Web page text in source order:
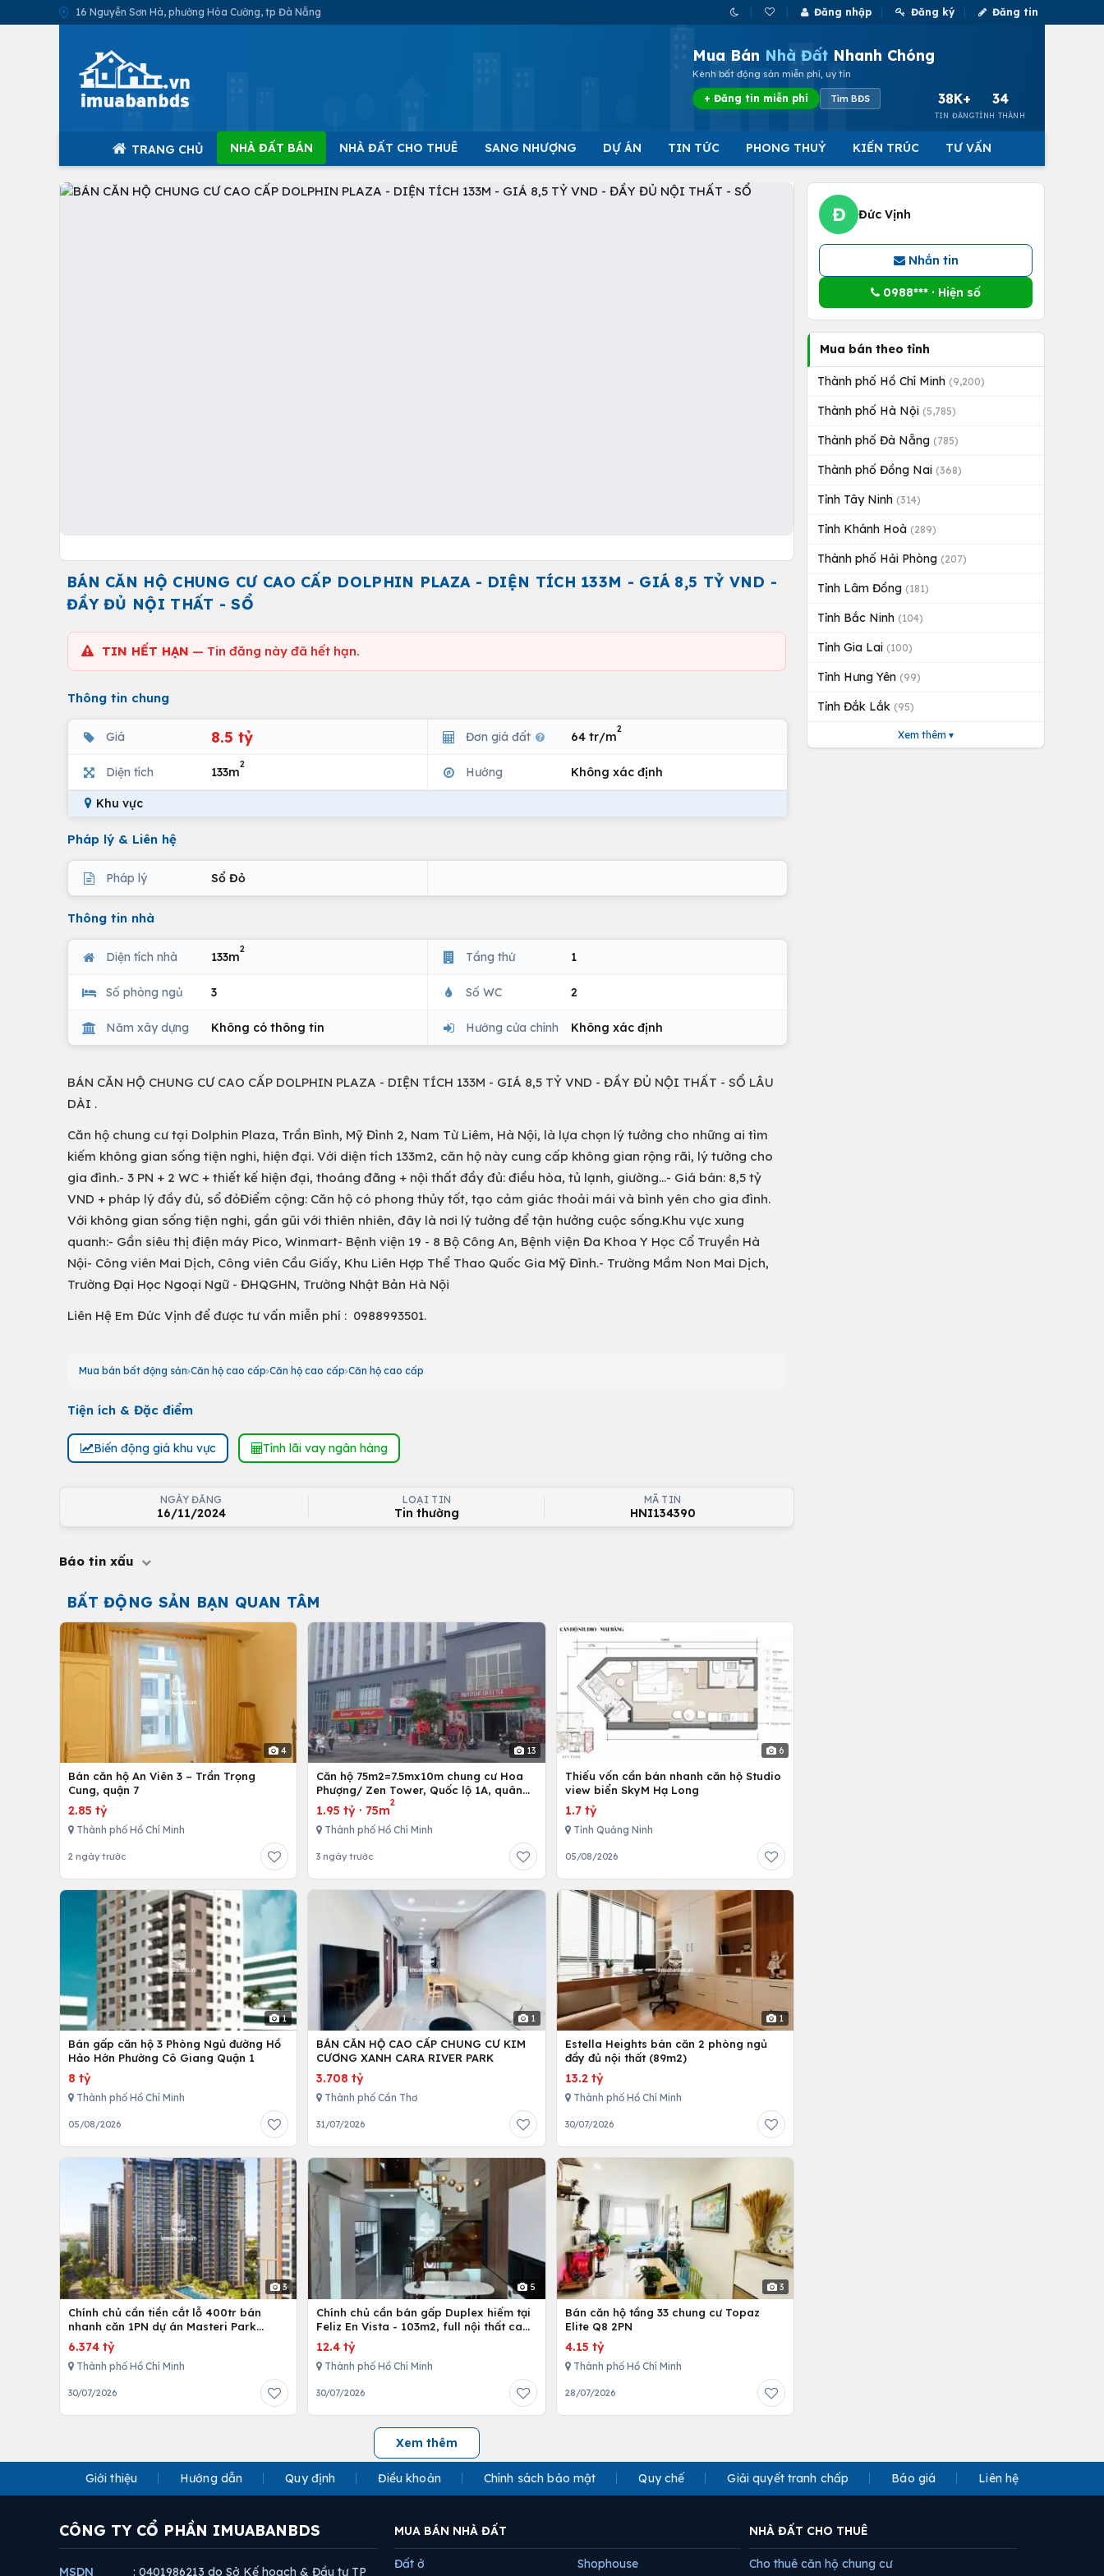
16 Nguyễn Sơn Hà, phường Hòa Cường, tp Đà Nẵng Đăng nhập Đăng ký Đăng tin
Mua Bán Nhà Đất Nhanh Chóng
Kênh bất động sản miễn phí, uy tín
+ Đăng tin miễn phí Tìm BĐS 38K+
TIN ĐĂNG
34
TỈNH THÀNH
TRANG CHỦ NHÀ ĐẤT BÁN NHÀ ĐẤT CHO THUÊ SANG NHƯỢNG DỰ ÁN TIN TỨC PHONG THUỶ KIẾN TRÚC TƯ VẤN
BÁN CĂN HỘ CHUNG CƯ CAO CẤP DOLPHIN PLAZA - DIỆN TÍCH 133M - GIÁ 8,5 TỶ VND -
ĐẦY ĐỦ NỘI THẤT - SỔ
TIN HẾT HẠN — Tin đăng này đã hết hạn.
Thông tin chung
Giá 8.5 tỷ Đơn giá đất 64 tr/m
2
Diện tích 133m
2
Hướng Không xác định
Khu vực
Pháp lý & Liên hệ
Pháp lý Sổ Đỏ
Thông tin nhà
Diện tích nhà 133m
2
Tầng thứ 1
Số phòng ngủ 3 Số WC 2
Năm xây dựng Không có thông tin Hướng cửa chính Không xác định
BÁN CĂN HỘ CHUNG CƯ CAO CẤP DOLPHIN PLAZA - DIỆN TÍCH 133M - GIÁ 8,5 TỶ VND - ĐẦY ĐỦ NỘI THẤT - SỔ LÂU
DÀI .
Căn hộ chung cư tại Dolphin Plaza, Trần Bình, Mỹ Đình 2, Nam Từ Liêm, Hà Nội, là lựa chọn lý tưởng cho những ai tìm
kiếm không gian sống tiện nghi, hiện đại. Với diện tích 133m2, căn hộ này cung cấp không gian rộng rãi, lý tưởng cho
gia đình.- 3 PN + 2 WC + thiết kế hiện đại, thoáng đãng + nội thất đầy đủ: điều hòa, tủ lạnh, giường...- Giá bán: 8,5 tỷ
VND + pháp lý đầy đủ, sổ đỏĐiểm cộng: Căn hộ có phong thủy tốt, tạo cảm giác thoải mái và bình yên cho gia đình.
Với không gian sống tiện nghi, gần gũi với thiên nhiên, đây là nơi lý tưởng để tận hưởng cuộc sống.Khu vực xung
quanh:- Gần siêu thị điện máy Pico, Winmart- Bệnh viện 19 - 8 Bộ Công An, Bệnh viện Đa Khoa Y Học Cổ Truyền Hà
Nội- Công viên Mai Dịch, Công viên Cầu Giấy, Khu Liên Hợp Thể Thao Quốc Gia Mỹ Đình.- Trường Mầm Non Mai Dịch,
Trường Đại Học Ngoại Ngữ - ĐHQGHN, Trường Nhật Bản Hà Nội
Liên Hệ Em Đức Vịnh để được tư vấn miễn phí : 0988993501.
Mua bán bất động sản Căn hộ cao cấp Căn hộ cao cấp Căn hộ cao cấp
Tiện ích & Đặc điểm
Biến động giá khu vực Tính lãi vay ngân hàng
NGÀY ĐĂNG
16/11/2024
LOẠI TIN
Tin thường
MÃ TIN
HNI134390
Báo tin xấu
BẤT ĐỘNG SẢN BẠN QUAN TÂM
4
Bán căn hộ An Viên 3 – Trần Trọng
Cung, quận 7
2.85 tỷ
Thành phố Hồ Chí Minh
2 ngày trước
13
Căn hộ 75m2=7.5mx10m chung cư Hoa
Phượng/ Zen Tower, Quốc lộ 1A, quân
12,Tp. Hồ Chí Minh, Việt Nam
1.95 tỷ · 75m
2
Thành phố Hồ Chí Minh
3 ngày trước
6
Thiếu vốn cần bán nhanh căn hộ Studio
view biển SkyM Hạ Long
1.7 tỷ
Tỉnh Quảng Ninh
05/08/2026
1
Bán gấp căn hộ 3 Phòng Ngủ đường Hồ
Hảo Hớn Phường Cô Giang Quận 1
8 tỷ
Thành phố Hồ Chí Minh
05/08/2026
1
BÁN CĂN HỘ CAO CẤP CHUNG CƯ KIM
CƯƠNG XANH CARA RIVER PARK
3.708 tỷ
Thành phố Cần Thơ
31/07/2026
1
Estella Heights bán căn 2 phòng ngủ
đầy đủ nội thất (89m2)
13.2 tỷ
Thành phố Hồ Chí Minh
30/07/2026
3
Chính chủ cần tiền cắt lỗ 400tr bán
nhanh căn 1PN dự án Masteri Park
Place
6.374 tỷ
Thành phố Hồ Chí Minh
30/07/2026
5
Chính chủ cần bán gấp Duplex hiếm tại
Feliz En Vista - 103m2, full nội thất cao
cấp
12.4 tỷ
Thành phố Hồ Chí Minh
30/07/2026
3
Bán căn hộ tầng 33 chung cư Topaz
Elite Q8 2PN
4.15 tỷ
Thành phố Hồ Chí Minh
28/07/2026
Xem thêm
Đ Đức Vịnh
Nhắn tin
0988*** · Hiện số
Mua bán theo tỉnh
Thành phố Hồ Chí Minh (9,200)
Thành phố Hà Nội (5,785)
Thành phố Đà Nẵng (785)
Thành phố Đồng Nai (368)
Tỉnh Tây Ninh (314)
Tỉnh Khánh Hoà (289)
Thành phố Hải Phòng (207)
Tỉnh Lâm Đồng (181)
Tỉnh Bắc Ninh (104)
Tỉnh Gia Lai (100)
Tỉnh Hưng Yên (99)
Tỉnh Đắk Lắk (95)
Xem thêm ▾
Giới thiệu Hướng dẫn Quy định Điều khoản Chính sách bảo mật Quy chế Giải quyết tranh chấp Báo giá Liên hệ
CÔNG TY CỔ PHẦN IMUABANBDS
MSDN : 0401986213 do Sở Kế hoạch & Đầu tư TP
MUA BÁN NHÀ ĐẤT
Đất ở Shophouse
NHÀ ĐẤT CHO THUÊ
Cho thuê căn hộ chung cư